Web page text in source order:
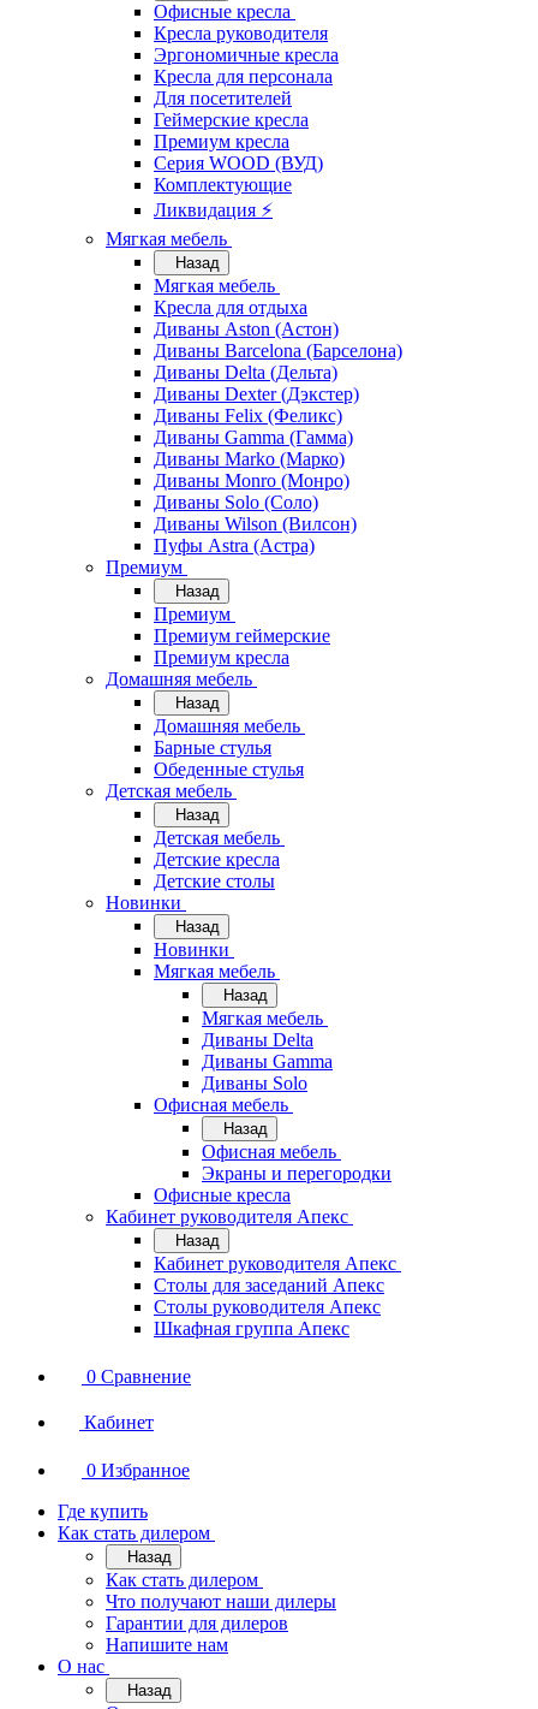
Офисные кресла
Кресла руководителя
Эргономичные кресла
Кресла для персонала
Для посетителей
Геймерские кресла
Премиум кресла
Серия WOOD (ВУД)
Комплектующие
Ликвидация ⚡
Мягкая мебель
Назад
Мягкая мебель
Кресла для отдыха
Диваны Aston (Астон)
Диваны Barcelona (Барселона)
Диваны Delta (Дельта)
Диваны Dexter (Дэкстер)
Диваны Felix (Феликс)
Диваны Gamma (Гамма)
Диваны Marko (Марко)
Диваны Monro (Монро)
Диваны Solo (Соло)
Диваны Wilson (Вилсон)
Пуфы Astra (Астра)
Премиум
Назад
Премиум
Премиум геймерские
Премиум кресла
Домашняя мебель
Назад
Домашняя мебель
Барные стулья
Обеденные стулья
Детская мебель
Назад
Детская мебель
Детские кресла
Детские столы
Новинки
Назад
Новинки
Мягкая мебель
Назад
Мягкая мебель
Диваны Delta
Диваны Gamma
Диваны Solo
Офисная мебель
Назад
Офисная мебель
Экраны и перегородки
Офисные кресла
Кабинет руководителя Апекс
Назад
Кабинет руководителя Апекс
Столы для заседаний Апекс
Столы руководителя Апекс
Шкафная группа Апекс
0 Сравнение
Кабинет
0 Избранное
Где купить
Как стать дилером
Назад
Как стать дилером
Что получают наши дилеры
Гарантии для дилеров
Напишите нам
О нас
Назад